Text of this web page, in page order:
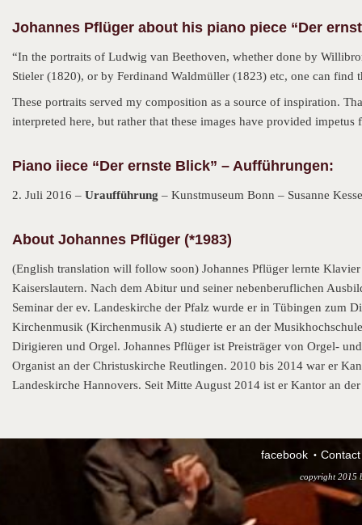
Johannes Pflüger about his piano piece “Der
“In the portraits of Ludwig van Beethoven, whether done by
Stieler (1820), or by Ferdinand Waldmüller (1823) etc, one can find
These portraits served my composition as a source of inspiration.
interpreted here, but rather that these images have provided
Piano iiece “Der ernste Blick” – Aufführungen:
2. Juli 2016 – Uraufführung – Kunstmuseum Bonn – Susanne
About Johannes Pflüger (*1983)
(English translation will follow soon) Johannes Pflüger lernte
Kaiserslautern. Nach dem Abitur und seiner nebenberuflichen
Seminar der ev. Landeskirche der Pfalz wurde er in Tübingen zum
Kirchenmusik (Kirchenmusik A) studierte er an der
Dirigieren und Orgel. Johannes Pflüger ist Preisträger von Orgel-
Organist an der Christuskirche Reutlingen. 2010 bis 2014 war er
Landeskirche Hannovers. Seit Mitte August 2014 ist er Kantor an
facebook Contact
copyright 2015